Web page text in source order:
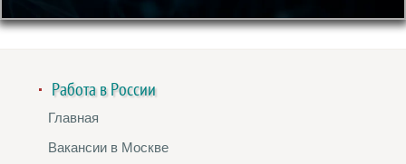
Работа в России
Главная
Вакансии в Москве